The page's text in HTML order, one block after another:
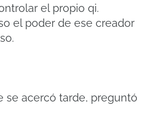
el propio qi.
el poder de ese creador
se acercó tarde, preguntó